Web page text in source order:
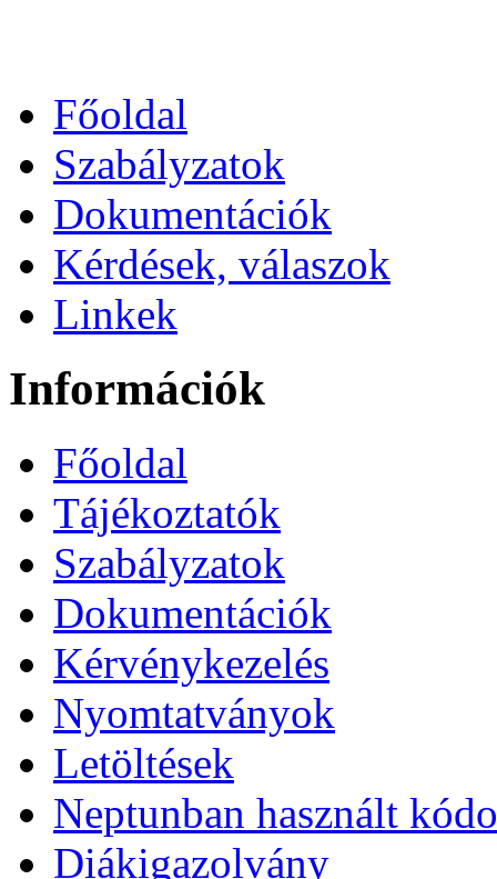
Főoldal
Szabályzatok
Dokumentációk
Kérdések, válaszok
Linkek
Információk
Főoldal
Tájékoztatók
Szabályzatok
Dokumentációk
Kérvénykezelés
Nyomtatványok
Letöltések
Neptunban használt
Diákigazolvány